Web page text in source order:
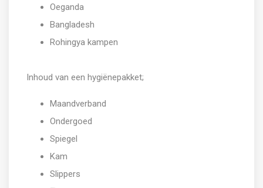
Oeganda
Bangladesh
Rohingya kampen
Inhoud van een hygiënepakket;
Maandverband
Ondergoed
Spiegel
Kam
Slippers